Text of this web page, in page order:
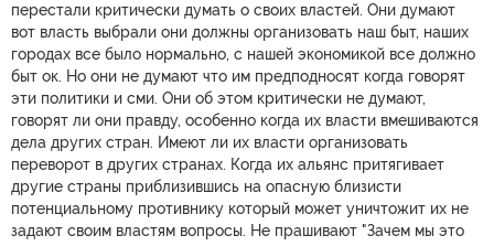
перестали критически думать о своих властей. Они думают
вот власть выбрали они должны организовать наш быт, наших
городах все было нормально, с нашей экономикой все должно
быт ок. Но они не думают что им предподносят когда говорят
эти политики и сми. Они об этом критически не думают,
говорят ли они правду, особенно когда их власти вмешиваются
дела других стран. Имеют ли их власти организовать
переворот в других странах. Когда их альянс притягивает
другие страны приблизившись на опасную близисти
потенциальному противнику который может уничтожит их не
задают своим властям вопросы. Не прашивают "Зачем мы это